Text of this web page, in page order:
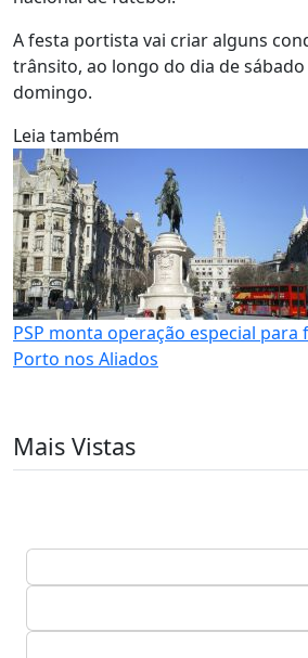
A festa portista vai criar alguns
trânsito, ao longo do dia de
domingo.
Leia também
PSP monta operação especial para
Porto nos Aliados
Mais Vistas